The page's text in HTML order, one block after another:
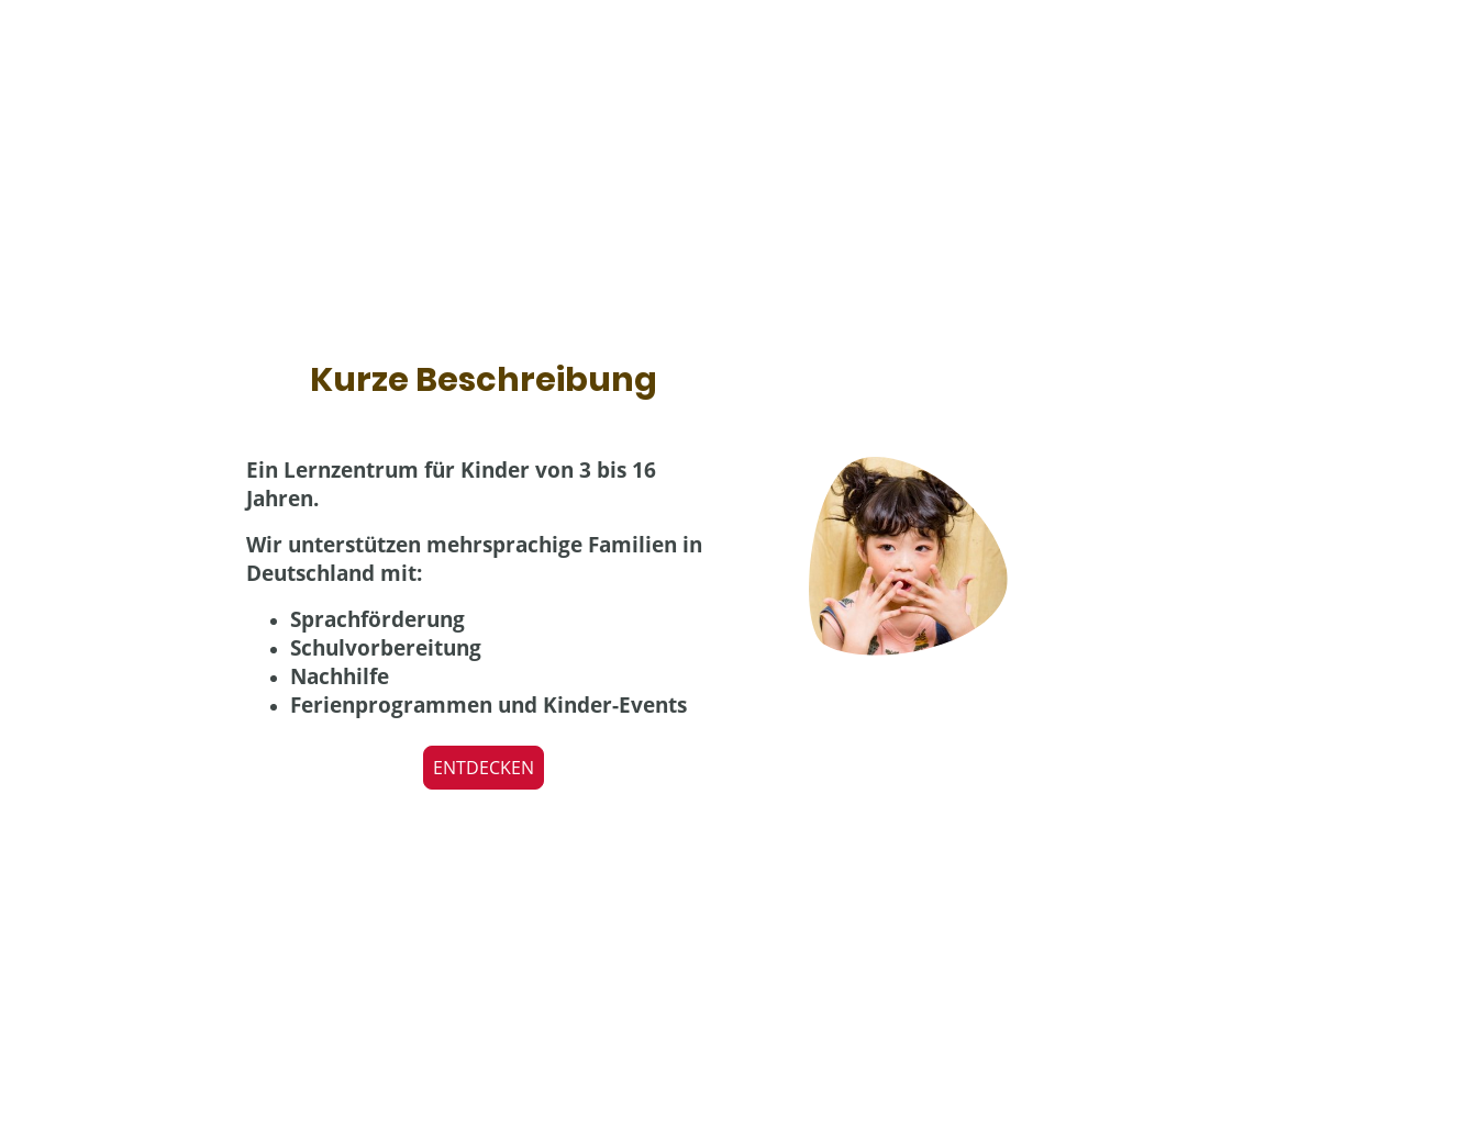
Kurze Beschreibung
Ein Lernzentrum für Kinder von 3 bis 16
Jahren.
Wir unterstützen mehrsprachige Familien in
Deutschland mit:
Sprachförderung
Schulvorbereitung
Nachhilfe
Ferienprogrammen und Kinder-Events
ENTDECKEN